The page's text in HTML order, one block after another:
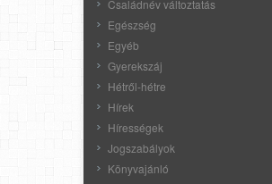
Családnév változtatás
Egészség
Egyéb
Gyerekszáj
Hétről-hétre
Hírek
Hírességek
Jogszabályok
Könyvajánló